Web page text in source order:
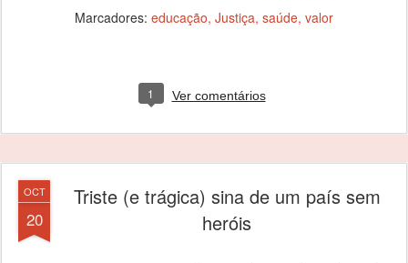
Marcadores: educação Justiça saúde valor
1 Ver comentários
OCT
20
Triste (e trágica) sina de um país sem
heróis